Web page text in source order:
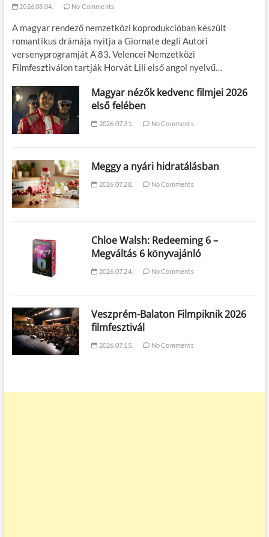
2026.08.04. No Comments
A magyar rendező nemzetközi koprodukcióban készült
romantikus drámája nyitja a Giornate degli Autori
versenyprogramját A 83. Velencei Nemzetközi
Filmfesztiválon tartják Horvát Lili első angol nyelvű…
Magyar nézők kedvenc filmjei 2026
első felében
2026.07.31. No Comments
Meggy a nyári hidratálásban
2026.07.28. No Comments
Chloe Walsh: Redeeming 6 –
Megváltás 6 könyvajánló
2026.07.24. No Comments
Veszprém-Balaton Filmpiknik 2026
filmfesztivál
2026.07.15. No Comments